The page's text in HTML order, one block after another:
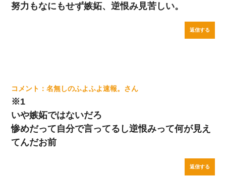
努力もなにもせず嫉妬、逆恨み見苦しい。
返信する
名無しのふよふよ速報。
※1
いや嫉妬ではないだろ
惨めだって自分で言ってるし逆恨みって何が見え
てんだお前
返信する